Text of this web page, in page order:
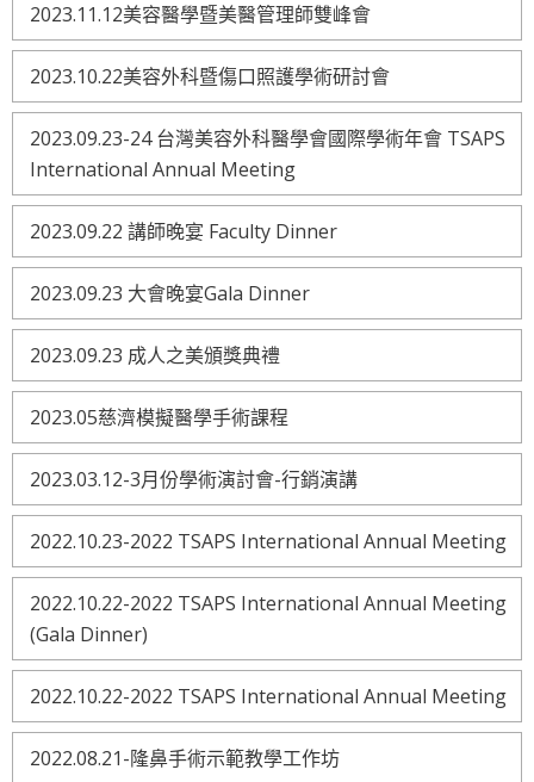
2023.11.12美容醫學暨美醫管理師雙峰會
2023.10.22美容外科暨傷口照護學術研討會
2023.09.23-24 台灣美容外科醫學會國際學術年會 TSAPS
International Annual Meeting
2023.09.22 講師晚宴 Faculty Dinner
2023.09.23 大會晚宴Gala Dinner
2023.09.23 成人之美頒獎典禮
2023.05慈濟模擬醫學手術課程
2023.03.12-3月份學術演討會-行銷演講
2022.10.23-2022 TSAPS International Annual Meeting
2022.10.22-2022 TSAPS International Annual Meeting
(Gala Dinner)
2022.10.22-2022 TSAPS International Annual Meeting
2022.08.21-隆鼻手術示範教學工作坊